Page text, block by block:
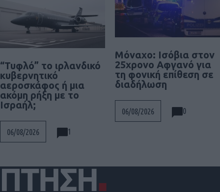
“Τυφλό” το ιρλανδικό
κυβερνητικό
αεροσκάφος ή μια
ακόμη ρήξη με το
Ισραήλ;
06/08/2026 1
Μόναχο: Ισόβια στον
25χρονο Αφγανό για
τη φονική επίθεση σε
διαδήλωση
06/08/2026 0